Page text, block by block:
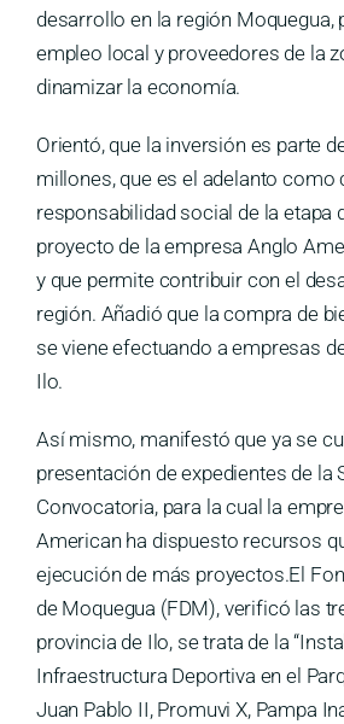
desarrollo en la región Moquegua,
empleo local y proveedores de la
dinamizar la economía.
Orientó, que la inversión es parte
millones, que es el adelanto
responsabilidad social de la etapa
proyecto de la empresa Anglo
y que permite contribuir con el
región. Añadió que la compra de
se viene efectuando a empresas
Ilo.
Así mismo, manifestó que ya se
presentación de expedientes de la
Convocatoria, para la cual la
American ha dispuesto recursos
ejecución de más proyectos.El
de Moquegua (FDM), verificó las
provincia de Ilo, se trata de la
Infraestructura Deportiva en el
Juan Pablo II, Promuvi X, Pampa